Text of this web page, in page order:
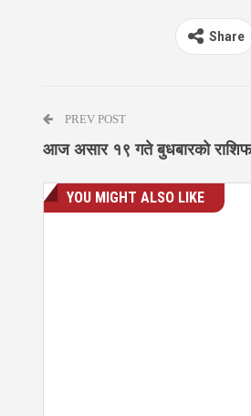
Share
PREV POST
आज असार १९ गते बुधबारको
YOU MIGHT ALSO LIKE